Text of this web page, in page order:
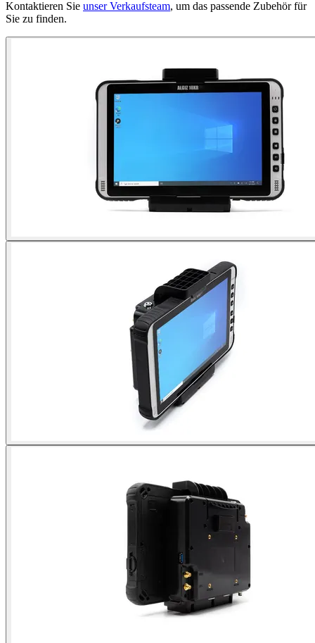
Kontaktieren Sie unser Verkaufsteam, um das passende Zubehör für
Sie zu finden.